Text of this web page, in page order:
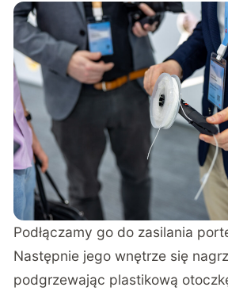
Podłączamy go do zasilania
Następnie jego wnętrze się
podgrzewając plastikową